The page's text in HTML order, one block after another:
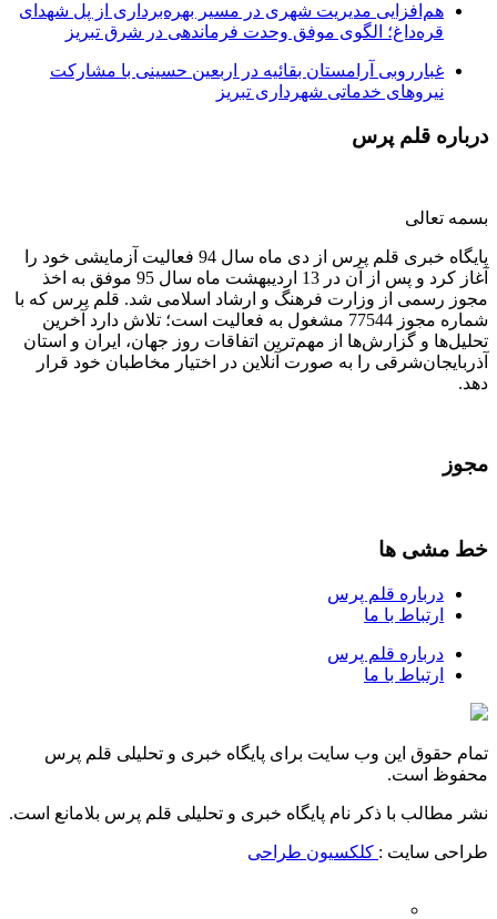
هم‌افزایی مدیریت شهری در مسیر بهره‌برداری از پل شهدای
قره‌داغ؛ الگوی موفق وحدت فرماندهی در شرق تبریز
غبارروبی آرامستان بقائیه در اربعین حسینی با مشارکت
نیروهای خدماتی شهرداری تبریز
درباره قلم پرس
بسمه تعالی
پایگاه خبری قلم پرس از دی ماه سال 94 فعالیت آزمایشی خود را
آغاز کرد و پس از آن در 13 اردیبهشت ماه سال 95 موفق به اخذ
مجوز رسمی از وزارت فرهنگ و ارشاد اسلامی شد. قلم پرس که با
شماره مجوز 77544 مشغول به فعالیت است؛ تلاش دارد آخرین
تحلیل‌ها و گزارش‌ها از مهم‌ترین اتفاقات روز جهان، ایران و استان
آذربایجان‌شرقی را به صورت آنلاین در اختیار مخاطبان خود قرار
دهد.
مجوز
خط مشی ها
درباره قلم پرس
ارتباط با ما
درباره قلم پرس
ارتباط با ما
تمام حقوق این وب سایت برای پایگاه خبری و تحلیلی قلم پرس
محفوظ است.
نشر مطالب با ذکر نام پایگاه خبری و تحلیلی قلم پرس بلامانع است.
طراحی سایت : کلکسیون طراحی